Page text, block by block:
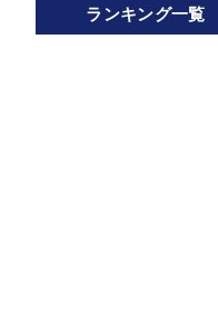
ランキング一覧